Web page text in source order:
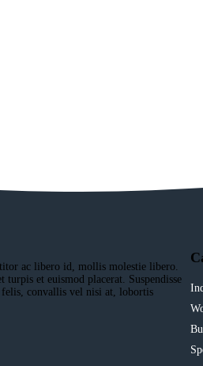
ac libero id, mollis molestie libero.
turpis et euismod placerat. Suspendisse
convallis vel nisi at, lobortis